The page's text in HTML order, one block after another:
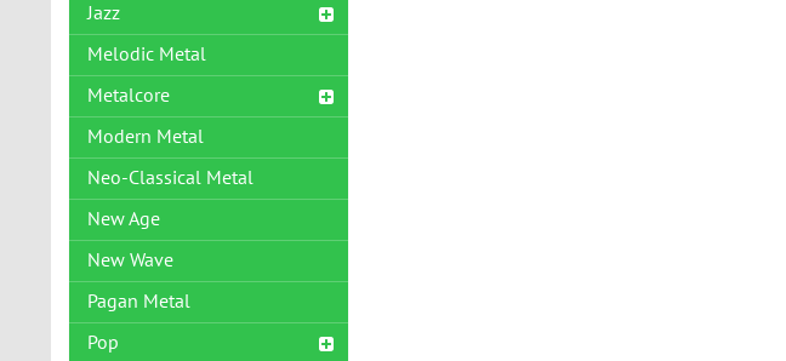
Jazz
Melodic Metal
Metalcore
Modern Metal
Neo-Classical Metal
New Age
New Wave
Pagan Metal
Pop